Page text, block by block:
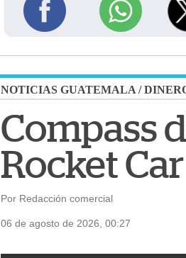
NOTICIAS GUATEMALA /
Compass
Rocket
Por Redacción comercial
06 de agosto de 2026, 00:27